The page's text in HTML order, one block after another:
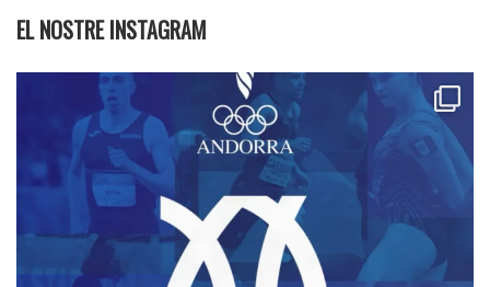
EL NOSTRE INSTAGRAM